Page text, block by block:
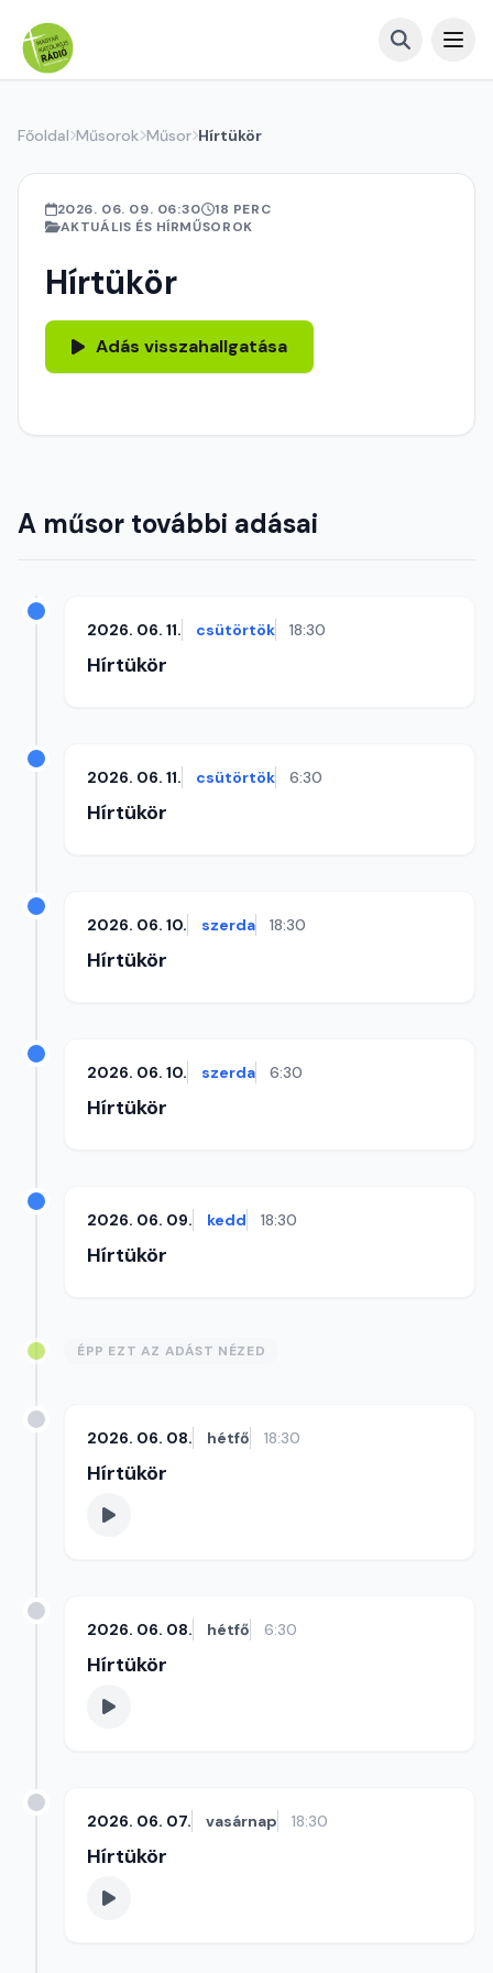
Főoldal Műsorok Műsor Hírtükör
2026. 06. 09. 06:30
18 PERC
AKTUÁLIS ÉS HÍRMŰSOROK
Hírtükör
Adás visszahallgatása
A műsor további adásai
2026. 06. 11. csütörtök 18:30
Hírtükör
2026. 06. 11. csütörtök 6:30
Hírtükör
2026. 06. 10. szerda 18:30
Hírtükör
2026. 06. 10. szerda 6:30
Hírtükör
2026. 06. 09. kedd 18:30
Hírtükör
ÉPP EZT AZ ADÁST NÉZED
2026. 06. 08. hétfő 18:30
Hírtükör
2026. 06. 08. hétfő 6:30
Hírtükör
2026. 06. 07. vasárnap 18:30
Hírtükör